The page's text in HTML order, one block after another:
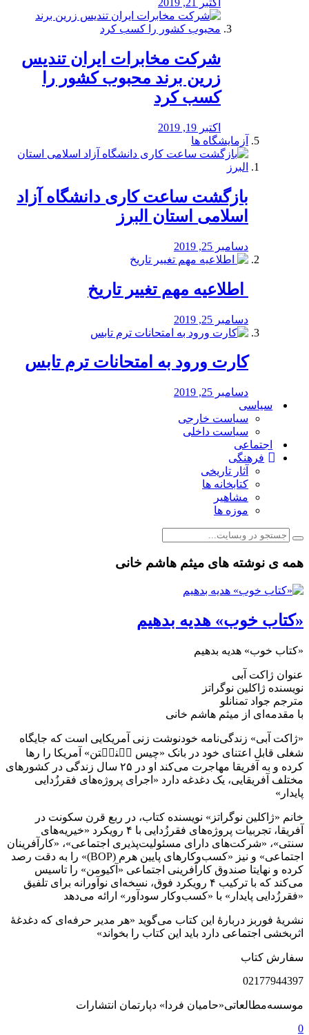
اکتبر 21, 2019
شرکت مخابرات ایران تندیس
زرین برند محبوب کشور را
کسب کرد
اکتبر 19, 2019
آزمایشگاه ها
بازگشت ساعت کاری دانشگاه آزاد
اسلامی استان البرز
دسامبر 25, 2019
️ اطلاعیه مهم تغییر تاریخ
دسامبر 25, 2019
کارت ورود به امتحانات ترم تابس
دسامبر 25, 2019
سیاسی
سیاست خارجی
سیاست داخلی
اجتماعی
فرهنگی
آثار تاریخی
کتابخانه ها
مشاهیر
موزه ها
همه ی نوشته های میثم هاشم خانی
«کتاب خوب» هدیه بدهیم
«کتاب خوب» هدیه بدهیم
عنوان ژاکت آبی
نویسنده ژاکلین نوگراتز
مترجم جواد تمنانلو
با مقدمه‌ای از میثم هاشم خانی
«ژاکت آبی» زندگی‌نامه خودنوشت زنی آمریکایی است که جایگاه
شغلی قابل اعتنای خود در بانک «چیس مٙنهٙتن» آمریکا را رها
کرده و به آفریقا مهاجرت می‌کند او در ۲۵ سال زندگی در کشورهای
مختلف آفریقایی، یک دغدغه دارد «اجرای پروژه‌های فقرزُدایی
پایدار»
خانم «ژاکلین نوگراتز» نویسنده کتاب، در ربع قرن سکونت در
آفریقا، تجربیات پروژه‌های فقرزُدایی با ۴ رویکرد «خیریه‌های
سنتی»، «شرکت‌های دارای مسئولیت‌پذیری اجتماعی»، «کارآفرینان
اجتماعی» و نیز «کسب‌وکارهای پایین هرم (BOP)» را به دقت رصد
کرده و نهایتا صندوق کارآفرینی اجتماعی «آکیومن» را تاسیس
می‌کند که با ترکیب ۴ رویکرد فوق، نسخه‌ای نوآورانه برای تلفیق
«فقرزُدایی پایدار» با «کسب‌وکار سودآور» ارائه می‌دهد
نشریهٔ فوربز دربارهٔ این کتاب می‌گوید «هر مدیر حرفه‌ای که دغدغهٔ
اثربخشی اجتماعی دارد باید این کتاب را بخواند»
سفارش کتاب
02177944397
موسسه‌مطالعاتی«حامیان فردا» دپارتمان انتشارات
0